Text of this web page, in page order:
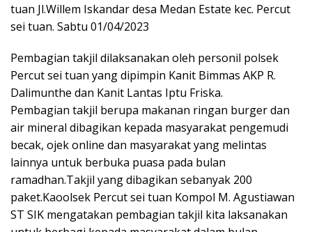
tuan Jl.Willem Iskandar desa Medan Estate kec. Percut
sei tuan. Sabtu 01/04/2023
Pembagian takjil dilaksanakan oleh personil polsek
Percut sei tuan yang dipimpin Kanit Bimmas AKP R.
Dalimunthe dan Kanit Lantas Iptu Friska.
Pembagian takjil berupa makanan ringan burger dan
air mineral dibagikan kepada masyarakat pengemudi
becak, ojek online dan masyarakat yang melintas
lainnya untuk berbuka puasa pada bulan
ramadhan.Takjil yang dibagikan sebanyak 200
paket.Kaoolsek Percut sei tuan Kompol M. Agustiawan
ST SIK mengatakan pembagian takjil kita laksanakan